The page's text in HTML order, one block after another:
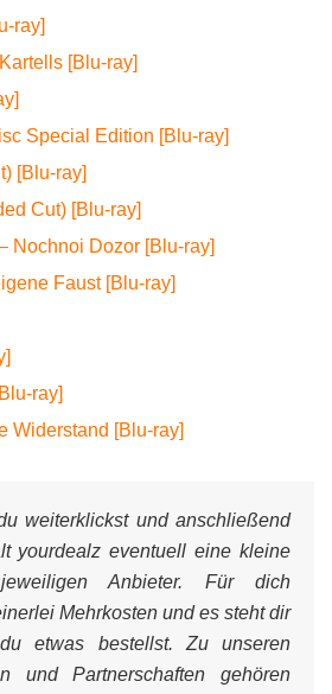
ray]
[Blu-ray]
Special Edition [Blu-ray]
[Blu-ray]
Cut) [Blu-ray]
Nochnoi Dozor [Blu-ray]
Faust [Blu-ray]
ray]
Widerstand [Blu-ray]
weiterklickst und anschließend
yourdealz eventuell eine kleine
Anbieter. Für dich
Mehrkosten und es steht dir
etwas bestellst. Zu unseren
und Partnerschaften gehören